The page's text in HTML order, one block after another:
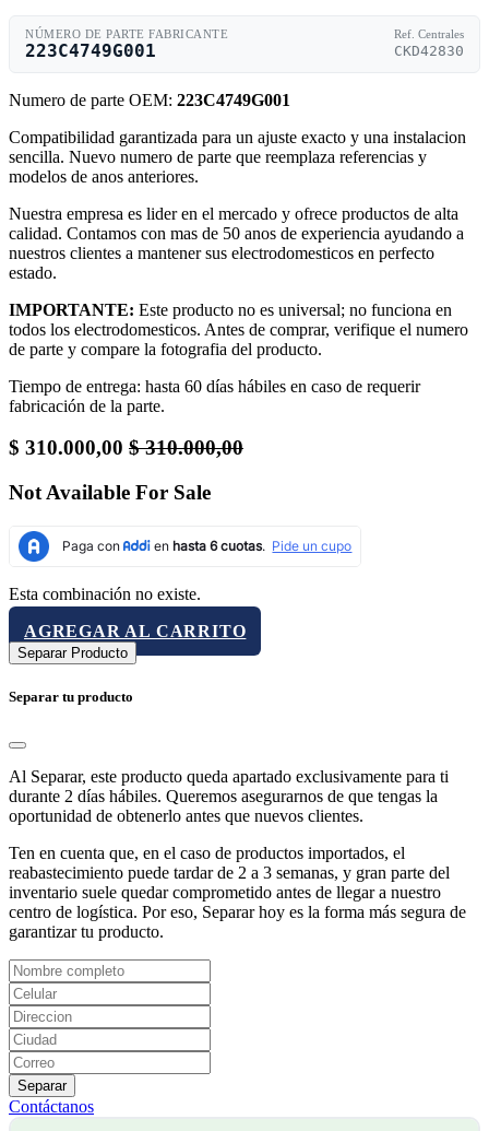
NÚMERO DE PARTE FABRICANTE
223C4749G001
Ref. Centrales
CKD42830
Numero de parte OEM: 223C4749G001
Compatibilidad garantizada para un ajuste exacto y una instalacion
sencilla. Nuevo numero de parte que reemplaza referencias y
modelos de anos anteriores.
Nuestra empresa es lider en el mercado y ofrece productos de alta
calidad. Contamos con mas de 50 anos de experiencia ayudando a
nuestros clientes a mantener sus electrodomesticos en perfecto
estado.
IMPORTANTE: Este producto no es universal; no funciona en
todos los electrodomesticos. Antes de comprar, verifique el numero
de parte y compare la fotografia del producto.
Tiempo de entrega: hasta 60 días hábiles en caso de requerir
fabricación de la parte.
$ 310.000,00 $310.000,00
Not Available For Sale
Esta combinación no existe.
AGREGAR AL CARRITO
Separar Producto
Separar tu producto
Al Separar, este producto queda apartado exclusivamente para ti
durante 2 días hábiles. Queremos asegurarnos de que tengas la
oportunidad de obtenerlo antes que nuevos clientes.
Ten en cuenta que, en el caso de productos importados, el
reabastecimiento puede tardar de 2 a 3 semanas, y gran parte del
inventario suele quedar comprometido antes de llegar a nuestro
centro de logística. Por eso, Separar hoy es la forma más segura de
garantizar tu producto.
Separar
Contáctanos